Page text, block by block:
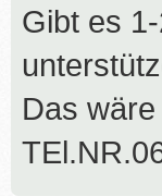
Gibt es
Das